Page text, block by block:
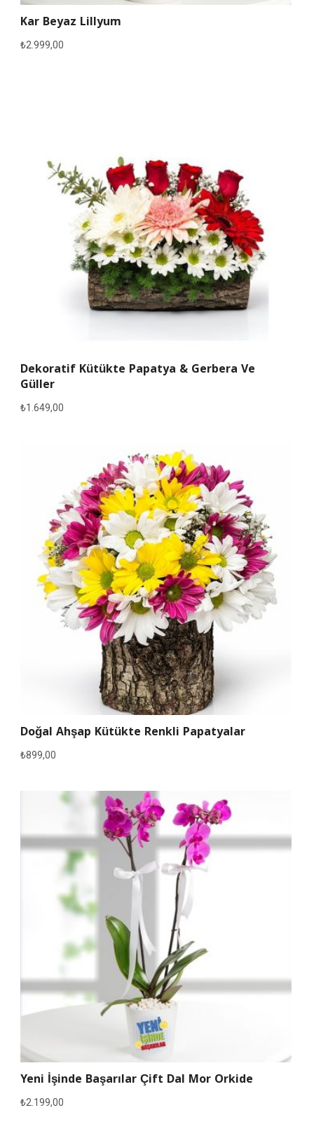
Kar Beyaz Lillyum
₺2.999,00
Dekoratif Kütükte Papatya & Gerbera Ve
Güller
₺1.649,00
Doğal Ahşap Kütükte Renkli Papatyalar
₺899,00
Yeni İşinde Başarılar Çift Dal Mor Orkide
₺2.199,00